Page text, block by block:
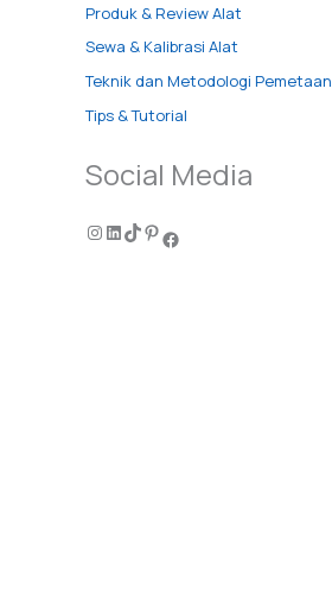
Produk & Review Alat
Sewa & Kalibrasi Alat
Teknik dan Metodologi Pemetaan
Tips & Tutorial
Social Media